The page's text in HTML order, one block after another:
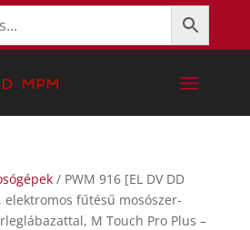
/ PWM 916 [EL DV DD
elektromos fűtésű mosószer-
M Touch Pro Plus –